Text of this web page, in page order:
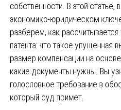
собственности. В этой статье,
экономико-юридическом
разберем, как
патента: что такое упущенная
размер компенсации на
какие документы нужны. Вы
голословное требование в
который суд примет.